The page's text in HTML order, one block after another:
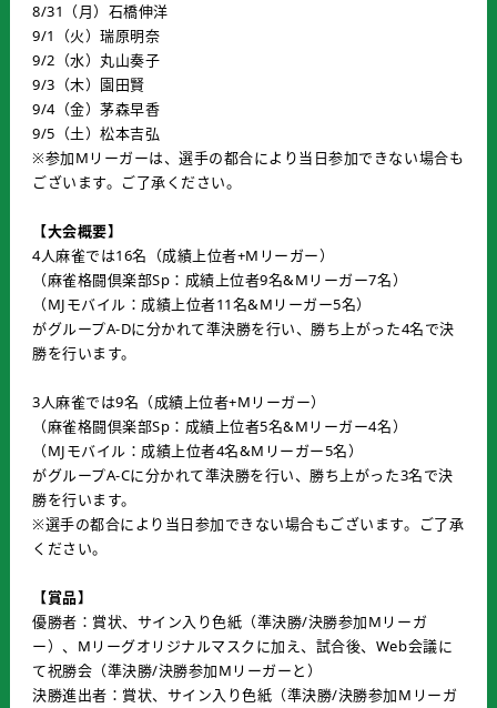
8/31（月）石橋伸洋
9/1（火）瑞原明奈
9/2（水）丸山奏子
9/3（木）園田賢
9/4（金）茅森早香
9/5（土）松本吉弘
※参加Mリーガーは、選手の都合により当日参加できない場合も
ございます。ご了承ください。
【大会概要】
4人麻雀では16名（成績上位者+Mリーガー）
（麻雀格闘倶楽部Sp：成績上位者9名&Mリーガー7名）
（MJモバイル：成績上位者11名&Mリーガー5名）
がグループA-Dに分かれて準決勝を行い、勝ち上がった4名で決
勝を行います。
3人麻雀では9名（成績上位者+Mリーガー）
（麻雀格闘倶楽部Sp：成績上位者5名&Mリーガー4名）
（MJモバイル：成績上位者4名&Mリーガー5名）
がグループA-Cに分かれて準決勝を行い、勝ち上がった3名で決
勝を行います。
※選手の都合により当日参加できない場合もございます。ご了承
ください。
【賞品】
優勝者：賞状、サイン入り色紙（準決勝/決勝参加Mリーガ
ー）、Mリーグオリジナルマスクに加え、試合後、Web会議に
て祝勝会（準決勝/決勝参加Mリーガーと）
決勝進出者：賞状、サイン入り色紙（準決勝/決勝参加Mリーガ